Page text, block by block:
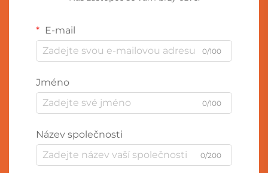
E-mail
0/100
Jméno
0/100
Název společnosti
0/200